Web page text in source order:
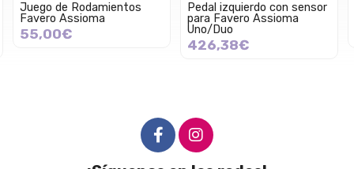
Juego de Rodamientos
Favero Assioma
55,00€
Pedal izquierdo con sensor
para Favero Assioma
Uno/Duo
426,38€